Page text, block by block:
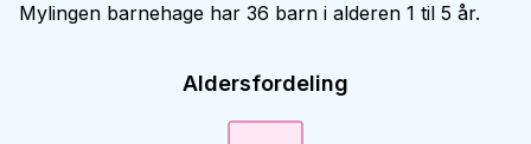
Mylingen barnehage har 36 barn i alderen 1 til 5 år.
Aldersfordeling